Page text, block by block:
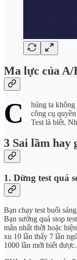
Ma lực của A/
C
húng ta
công cụ
Test là biết.
3 Sai lầm hay
1. Dừng test quá
Bạn chạy test buổi
Bạn sướng quá stop
mắn nhất thời hoặc
xu 10 lần thấy 7 lần
1000 lần mới biết được.